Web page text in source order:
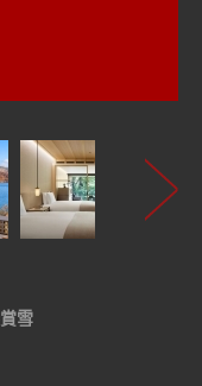
雪